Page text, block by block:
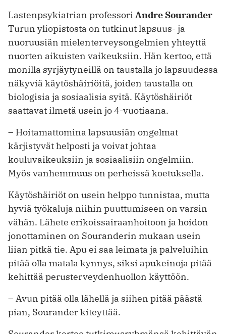
Lastenpsykiatrian professori Andre Sourander
Turun yliopistosta on tutkinut lapsuus- ja
nuoruusiän mielenterveysongelmien yhteyttä
nuorten aikuisten vaikeuksiin. Hän kertoo, että
monilla syrjäytyneillä on taustalla jo lapsuudessa
näkyviä käytöshäiriöitä, joiden taustalla on
biologisia ja sosiaalisia syitä. Käytöshäiriöt
saattavat ilmetä usein jo 4-vuotiaana.
– Hoitamattomina lapsuusiän ongelmat
kärjistyvät helposti ja voivat johtaa
kouluvaikeuksiin ja sosiaalisiin ongelmiin.
Myös vanhemmuus on perheissä koetuk­sella.
Käytöshäiriöt on usein helppo tunnistaa, mutta
hyviä työkaluja niihin puuttumiseen on varsin
vähän. Lähete erikoissairaanhoitoon ja hoidon
jonottaminen on Souranderin mukaan usein
liian pitkä tie. Apu ei saa leimata ja palveluihin
pitää olla matala kynnys, siksi apukeinoja pitää
kehittää perusterveydenhuollon käyttöön.
– Avun pitää olla lähellä ja siihen pitää päästä
pian, Sourander kiteyttää.